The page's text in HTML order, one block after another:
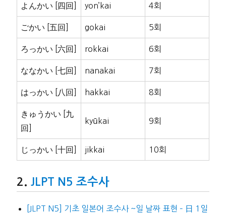
よんかい [四回] yon’kai 4회
ごかい [五回] gokai 5회
ろっかい [六回] rokkai 6회
ななかい [七回] nanakai 7회
はっかい [八回] hakkai 8회
きゅうかい [九
回]
kyūkai 9회
じっかい [十回] jikkai 10회
JLPT N5 조수사
[JLPT N5] 기초 일본어 조수사 ~일 날짜 표현 – 日 1일